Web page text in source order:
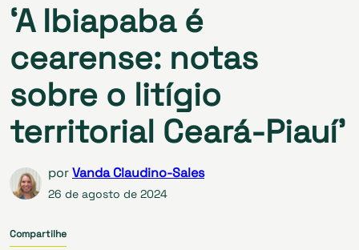
‘A Ibiapaba é
cearense: notas
sobre o litígio
territorial Ceará-Piauí’
porVanda Claudino-Sales
26 de agosto de 2024
Compartilhe